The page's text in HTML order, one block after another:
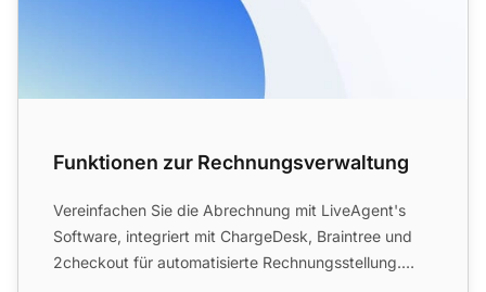
Funktionen zur Rechnungsverwaltung
Vereinfachen Sie die Abrechnung mit LiveAgent's
Software, integriert mit ChargeDesk, Braintree und
2checkout für automatisierte Rechnungsstellung.